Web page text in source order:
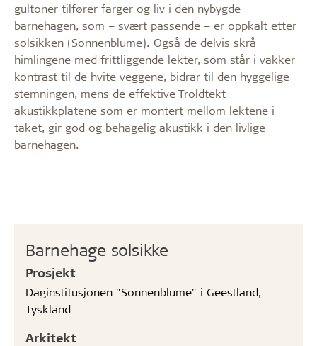
Barnehage solsikke
Prosjekt
Daginstitusjonen "Sonnenblume" i Geestland,
Tyskland
Arkitekt
gultoner tilfører farger og liv i den nybygde
barnehagen, som – svært passende – er oppkalt etter
solsikken (Sonnenblume). Også de delvis skrå
himlingene med frittliggende lekter, som står i vakker
kontrast til de hvite veggene, bidrar til den hyggelige
stemningen, mens de effektive Troldtekt
akustikkplatene som er montert mellom lektene i
taket, gir god og behagelig akustikk i den livlige
barnehagen.